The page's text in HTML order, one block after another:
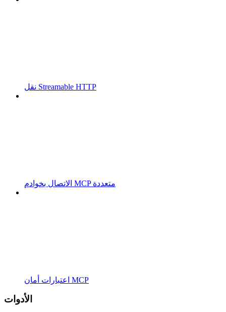
نقل Streamable HTTP
الاتصال بخوادم MCP متعددة
اعتبارات أمان MCP
الأدوات